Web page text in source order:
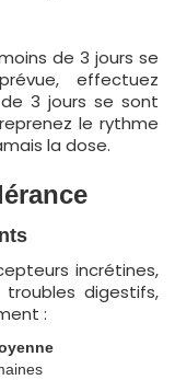
de 3 jours se
effectuez
3 jours se sont
le rythme
la dose.
incrétines,
digestifs,
: